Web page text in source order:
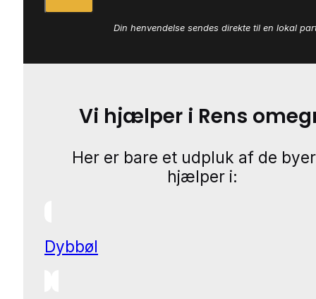
Din henvendelse sendes direkte til en lokal
Vi hjælper i Rens
Her er bare et udpluk af de
hjælper i:
Dybbøl